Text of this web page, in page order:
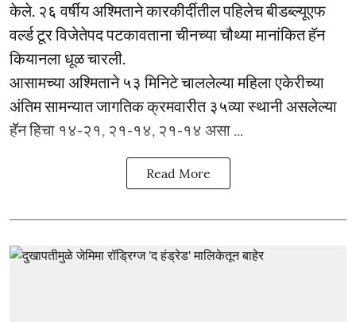
केले. २६ वर्षीय अश्मिताने कारकीर्दीतील पहिलेच बीडब्ल्यूएफ
वर्ल्ड टूर विजेतेपद पटकावताना चीनच्या चौथ्या मानांकित हॅन
कियानला धूळ चारली.
आसामच्या अश्मिताने ५३ मिनिटे चाललेल्या महिला एकेरीच्या
अंतिम सामन्यात जागतिक क्रमवारीत ३५व्या स्थानी असलेल्या
हॅन हिचा १४-२१, २१-१४, २१-१४ असा ...
Read More